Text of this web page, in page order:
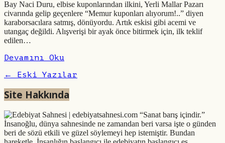
Bay Naci Duru, elbise kuponlarından ilkini, Yerli Mallar Pazarı
civarında gelip geçenlere “Memur kuponları alıyorum!..” diyen
karaborsacılara satmış, dönüyordu. Artık eskisi gibi acemi ve
utangaç değildi. Alışverişi bir ayak önce bitirmek için, ilk teklif
edilen…
Devamını Oku
← Eski Yazılar
Site Hakkında
“Sanat barış içindir.”
İnsanoğlu, dünya sahnesinde ne zamandan beri varsa işte o günden
beri de sözü etkili ve güzel söylemeyi hep istemiştir. Bundan